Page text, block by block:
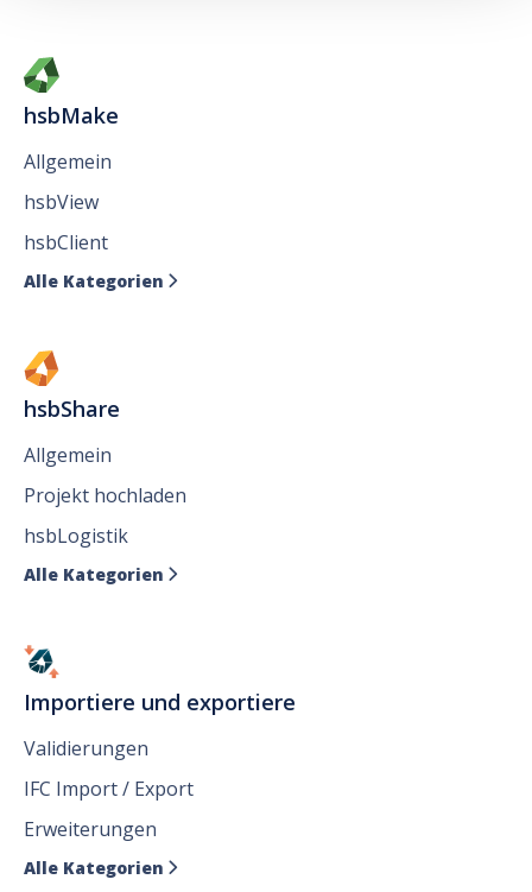
hsbMake
Allgemein
hsbView
hsbClient
Alle Kategorien 
hsbShare
Allgemein
Projekt hochladen
hsbLogistik
Alle Kategorien 
Importiere und exportiere
Validierungen
IFC Import / Export
Erweiterungen
Alle Kategorien 